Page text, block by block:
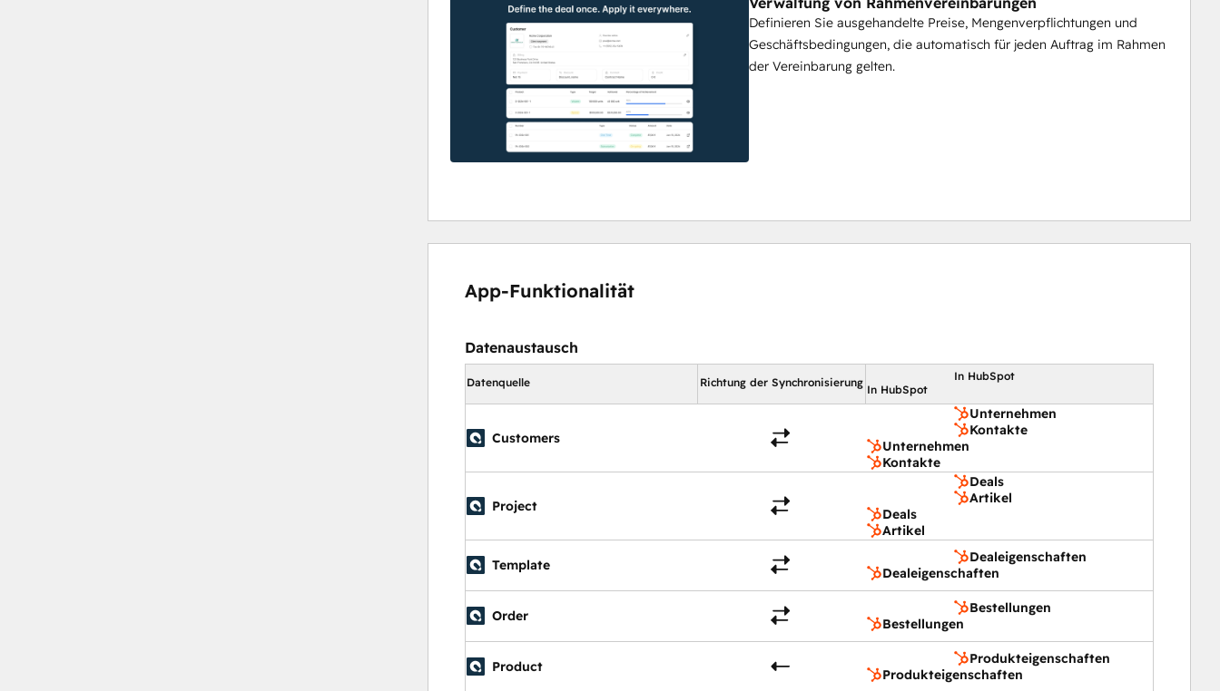
Definieren Sie ausgehandelte Preise, Mengenverpflichtungen und
Geschäftsbedingungen, die automatisch für jeden Auftrag im Rahmen
der Vereinbarung gelten.
App-Funktionalität
Datenaustausch
Datenquelle Richtung der Synchronisierung
In HubSpot
In HubSpot
Customers
Unternehmen
Kontakte
Unternehmen
Kontakte
Project
Deals
Artikel
Deals
Artikel
Template
Dealeigenschaften
Dealeigenschaften
Order
Bestellungen
Bestellungen
Product
Produkteigenschaften
Produkteigenschaften